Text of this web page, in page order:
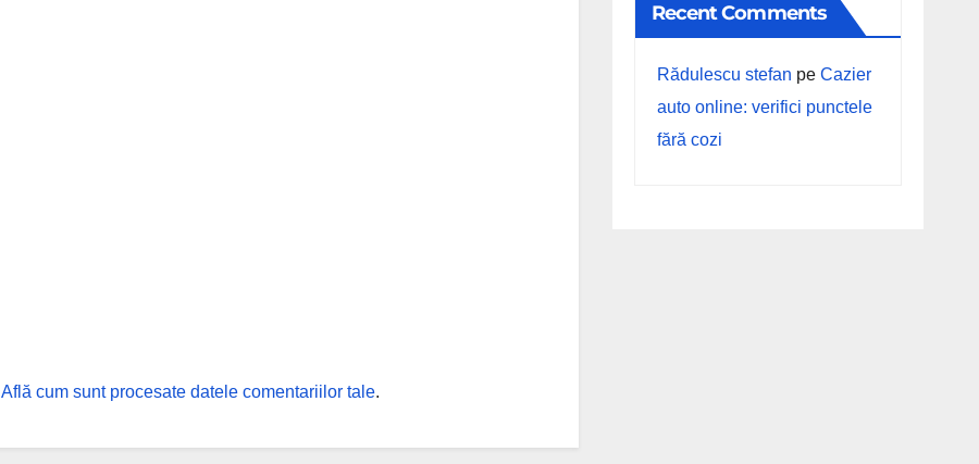
Află cum sunt procesate datele comentariilor tale.
Recent Comments
Rădulescu stefan pe Cazier
auto online: verifici punctele
fără cozi